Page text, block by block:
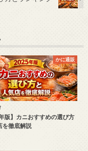
かに通販
版】カニおすすめの選び方
を徹底解説